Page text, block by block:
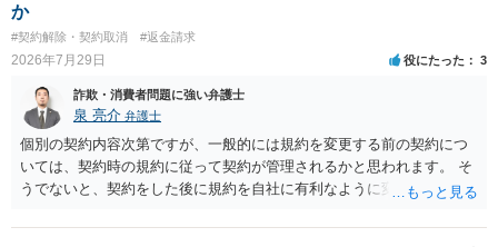
か
#契約解除・契約取消 #返金請求
2026年7月29日 役にたった 3
詐欺・消費者問題に強い弁護士
泉 亮介 弁護士
個別の契約内容次第ですが、一般的には規約を変更する前の契約につ
いては、契約時の規約に従って契約が管理されるかと思われます。 そ
うでないと、契約をした後に規約を自社に有利なように変更し、それ
る場合があるかと思われます。